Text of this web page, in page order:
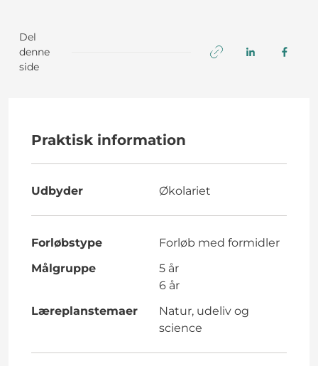
Del
denne
side
Praktisk information
Udbyder Økolariet
Forløbstype
Forløb med formidler
Målgruppe
5 år
6 år
Læreplanstemaer
Natur, udeliv og
science